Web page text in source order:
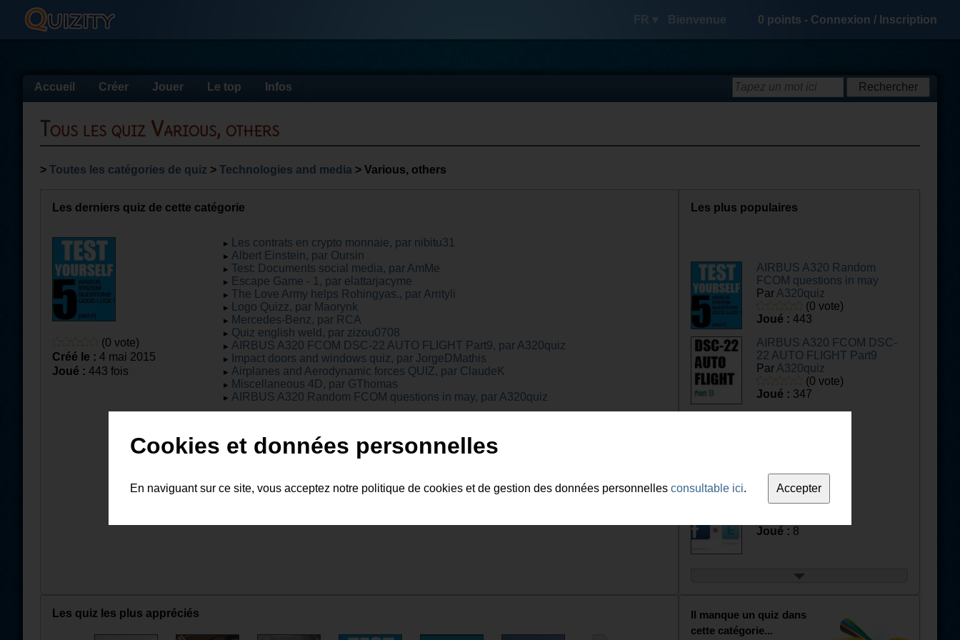
FR ▾ Bienvenue 0 points - Connexion / Inscription
Accueil Créer Jouer Le top Infos
Tous les quiz Various, others
> Toutes les catégories de quiz > Technologies and media > Various, others
Les derniers quiz de cette catégorie
(0 vote)
Créé le : 4 mai 2015
Joué : 443 fois
Les contrats en crypto monnaie, par nibitu31
Albert Einstein, par Oursin
Test: Documents social media, par AmMe
Escape Game - 1, par elattarjacyme
The Love Army helps Rohingyas., par Arrityli
Logo Quizz, par Maorynk
Mercedes-Benz, par RCA
Quiz english weld, par zizou0708
AIRBUS A320 FCOM DSC-22 AUTO FLIGHT Part9, par A320quiz
Impact doors and windows quiz, par JorgeDMathis
Airplanes and Aerodynamic forces QUIZ, par ClaudeK
Miscellaneous 4D, par GThomas
AIRBUS A320 Random FCOM questions in may, par A320quiz
Les plus populaires
AIRBUS A320 Random
FCOM questions in may
Par A320quiz
(0 vote)
Joué : 443
AIRBUS A320 FCOM DSC-
22 AUTO FLIGHT Part9
Par A320quiz
(0 vote)
Joué : 347
Logo Quizz
ParMaorynk
Joué : 8
zizou0708
Les quiz les plus appréciés
Il manque un quiz dans
cette catégorie...
Cookies et données personnelles
En naviguant sur ce site, vous acceptez notre politique de cookies et de gestion des données personnelles consultable ici.